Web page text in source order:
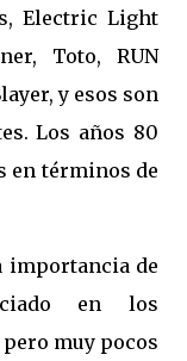
Electric Light
Toto, RUN
y esos son
Los años 80
en términos de
importancia de
en los
muy pocos